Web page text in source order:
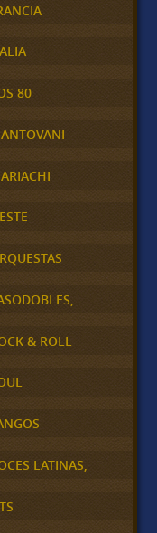
80
& ROLL
LATINAS,